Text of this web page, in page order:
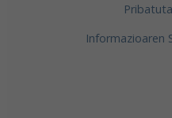
Informazioaren